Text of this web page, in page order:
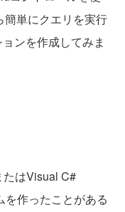
簡単にクエリを実行
ンを作成してみま
はVisual C#
作ったことがある